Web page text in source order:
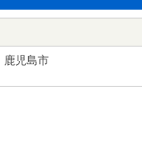
鹿児島市